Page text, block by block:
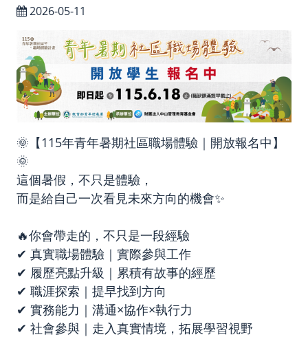
2026-05-11
🌞【115年青年暑期社區職場體驗｜開放報名中】
🌞
這個暑假，不只是體驗，
而是給自己一次看見未來方向的機會✨
🔥你會帶走的，不只是一段經驗
✔ 真實職場體驗｜實際參與工作
✔ 履歷亮點升級｜累積有故事的經歷
✔ 職涯探索｜提早找到方向
✔ 實務能力｜溝通×協作×執行力
✔ 社會參與｜走入真實情境，拓展學習視野